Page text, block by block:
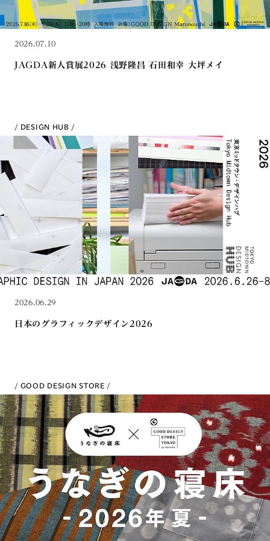
2026.07.10
JAGDA新人賞展2026 浅野隆昌 石田和幸 大坪メイ
DESIGN HUB
2026.06.29
日本のグラフィックデザイン2026
GOOD DESIGN STORE